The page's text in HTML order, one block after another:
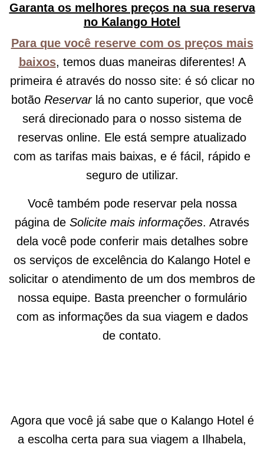
Garanta os melhores preços na sua reserva
no Kalango Hotel
Para que você reserve com os preços mais
baixos, temos duas maneiras diferentes! A
primeira é através do nosso site: é só clicar no
botão Reservarlá no canto superior, que você
será direcionado para o nosso sistema de
reservas online. Ele está sempre atualizado
com as tarifas mais baixas, e é fácil, rápido e
seguro de utilizar.
Você também pode reservar pela nossa
página de Solicite mais informações. Através
dela você pode conferir mais detalhes sobre
os serviços de excelência do Kalango Hotel e
solicitar o atendimento de um dos membros de
nossa equipe. Basta preencher o formulário
com as informações da sua viagem e dados
de contato.
Agora que você já sabe que o Kalango Hotel é
a escolha certa para sua viagem a Ilhabela,